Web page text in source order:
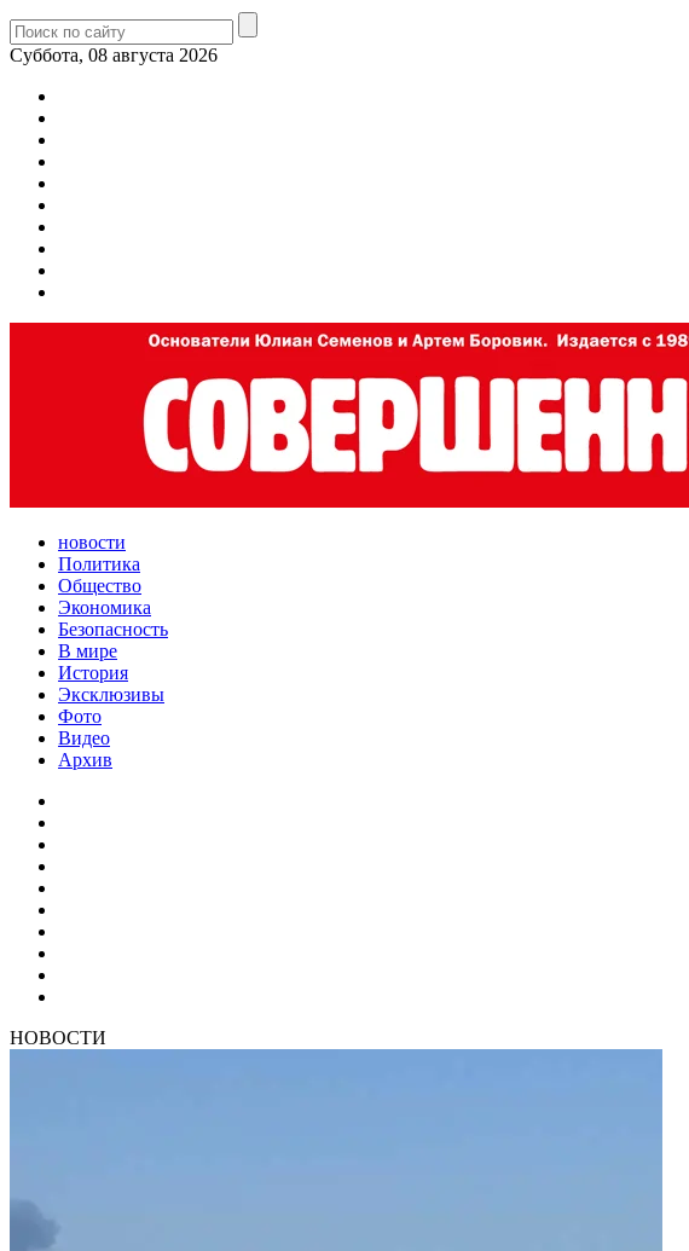
Суббота, 08 августа 2026
новости
Политика
Общество
Экономика
Безопасность
В мире
История
Эксклюзивы
Фото
Видео
Архив
НОВОСТИ